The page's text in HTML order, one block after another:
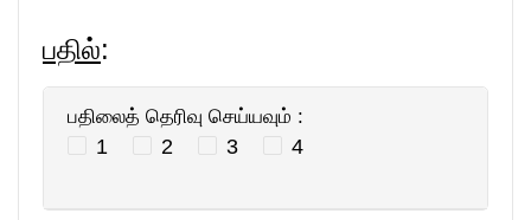
பதில்:
பதிலைத் தெரிவு செய்யவும் :
1 2 3 4